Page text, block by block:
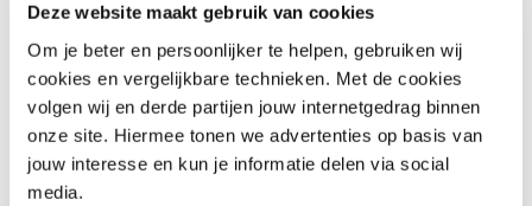
Deze website maakt gebruik van cookies
Om je beter en persoonlijker te helpen, gebruiken wij
cookies en vergelijkbare technieken. Met de cookies
volgen wij en derde partijen jouw internetgedrag binnen
onze site. Hiermee tonen we advertenties op basis van
jouw interesse en kun je informatie delen via social
media.
Triumph BONNEVILLE T100
€ 11.490,-
Uit2024
Honda
XL 750 TRANSALP
€ 12.699,-